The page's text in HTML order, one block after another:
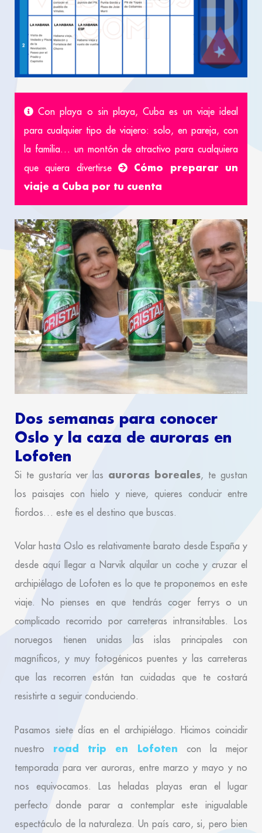
Con playa o sin playa, Cuba es un viaje ideal
para cualquier tipo de viajero: solo, en pareja, con
la familia… un montón de atractivo para cualquiera
que quiera divertirse
Cómo preparar un
viaje a Cuba por tu cuenta
Dos semanas para conocer
Oslo y la caza de auroras en
Lofoten
Si te gustaría ver las auroras boreales, te gustan
los paisajes con hielo y nieve, quieres conducir entre
fiordos… este es el destino que buscas.
Volar hasta Oslo es relativamente barato desde España y
desde aquí llegar a Narvik alquilar un coche y cruzar el
archipiélago de Lofoten es lo que te proponemos en este
viaje. No pienses en que tendrás coger ferrys o un
complicado recorrido por carreteras intransitables. Los
noruegos tienen unidas las islas principales con
magníficos, y muy fotogénicos puentes y las carreteras
que las recorren están tan cuidadas que te costará
resistirte a seguir conduciendo.
Pasamos siete días en el archipiélago. Hicimos coincidir
nuestro road trip en Lofoten con la mejor
temporada para ver auroras, entre marzo y mayo y no
nos equivocamos. Las heladas playas eran el lugar
perfecto donde parar a contemplar este inigualable
espectáculo de la naturaleza. Un país caro, si, pero bien